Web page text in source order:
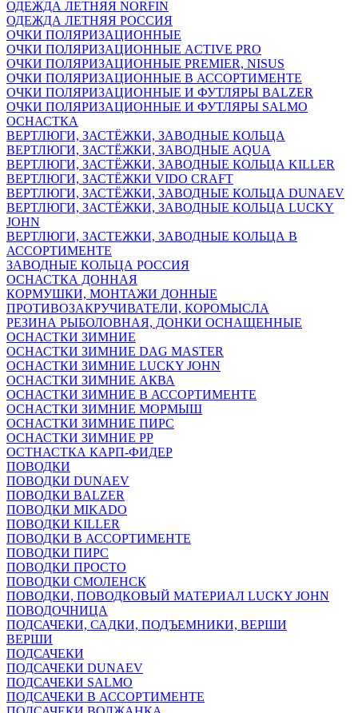
ОДЕЖДА ЛЕТНЯЯ NORFIN
ОДЕЖДА ЛЕТНЯЯ РОССИЯ
ОЧКИ ПОЛЯРИЗАЦИОННЫЕ
ОЧКИ ПОЛЯРИЗАЦИОННЫЕ ACTIVE PRO
ОЧКИ ПОЛЯРИЗАЦИОННЫЕ PREMIER, NISUS
ОЧКИ ПОЛЯРИЗАЦИОННЫЕ В АССОРТИМЕНТЕ
ОЧКИ ПОЛЯРИЗАЦИОННЫЕ И ФУТЛЯРЫ BALZER
ОЧКИ ПОЛЯРИЗАЦИОННЫЕ И ФУТЛЯРЫ SALMO
ОСНАСТКА
ВЕРТЛЮГИ, ЗАСТЁЖКИ, ЗАВОДНЫЕ КОЛЬЦА
ВЕРТЛЮГИ, ЗАСТЁЖКИ, ЗАВОДНЫЕ AQUA
ВЕРТЛЮГИ, ЗАСТЁЖКИ, ЗАВОДНЫЕ КОЛЬЦА KILLER
ВЕРТЛЮГИ, ЗАСТЁЖКИ VIDO CRAFT
ВЕРТЛЮГИ, ЗАСТЁЖКИ, ЗАВОДНЫЕ КОЛЬЦА DUNAEV
ВЕРТЛЮГИ, ЗАСТЁЖКИ, ЗАВОДНЫЕ КОЛЬЦА LUCKY
JOHN
ВЕРТЛЮГИ, ЗАСТЕЖКИ, ЗАВОДНЫЕ КОЛЬЦА В
АССОРТИМЕНТЕ
ЗАВОДНЫЕ КОЛЬЦА РОССИЯ
ОСНАСТКА ДОННАЯ
КОРМУШКИ, МОНТАЖИ ДОННЫЕ
ПРОТИВОЗАКРУЧИВАТЕЛИ, КОРОМЫСЛА
РЕЗИНА РЫБОЛОВНАЯ, ДОНКИ ОСНАЩЕННЫЕ
ОСНАСТКИ ЗИМНИЕ
ОСНАСТКИ ЗИМНИЕ DAG MASTER
ОСНАСТКИ ЗИМНИЕ LUCKY JOHN
ОСНАСТКИ ЗИМНИЕ АКВА
ОСНАСТКИ ЗИМНИЕ В АССОРТИМЕНТЕ
ОСНАСТКИ ЗИМНИЕ МОРМЫШ
ОСНАСТКИ ЗИМНИЕ ПИРС
ОСНАСТКИ ЗИМНИЕ РР
ОСТНАСТКА КАРП-ФИДЕР
ПОВОДКИ
ПОВОДКИ DUNAEV
ПОВОДКИ BALZER
ПОВОДКИ MIKADO
ПОВОДКИ KILLER
ПОВОДКИ В АССОРТИМЕНТЕ
ПОВОДКИ ПИРС
ПОВОДКИ ПРОСТО
ПОВОДКИ СМОЛЕНСК
ПОВОДКИ, ПОВОДКОВЫЙ МАТЕРИАЛ LUCKY JOHN
ПОВОДОЧНИЦА
ПОДСАЧЕКИ, САДКИ, ПОДЪЕМНИКИ, ВЕРШИ
ВЕРШИ
ПОДСАЧЕКИ
ПОДСАЧЕКИ DUNAEV
ПОДСАЧЕКИ SALMO
ПОДСАЧЕКИ В АССОРТИМЕНТЕ